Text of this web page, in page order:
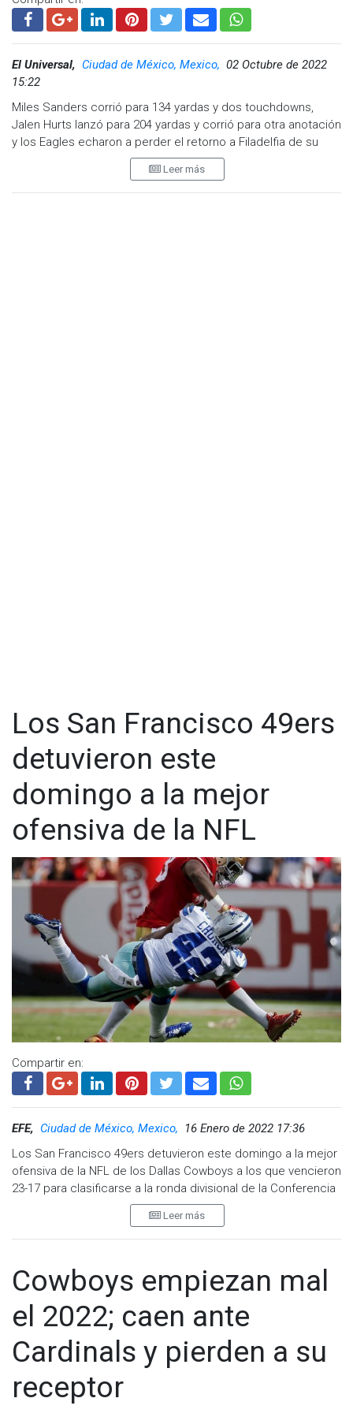
El Universal, Ciudad de México, Mexico, 02 Octubre de 2022
15:22
Miles Sanders corrió para 134 yardas y dos touchdowns,
Jalen Hurts lanzó para 204 yardas y corrió para otra anotación
y los Eagles echaron a perder el retorno a Filadelfia de su
exentrenador Doug Pederson al superar el domingo por 29-
21 a los Jaguars de Jacksonville.
Leer más
Los San Francisco 49ers
detuvieron este
domingo a la mejor
ofensiva de la NFL
Compartir en:
EFE, Ciudad de México, Mexico,
16 Enero de 2022 17:36
Los San Francisco 49ers detuvieron este domingo a la mejor
ofensiva de la NFL de los Dallas Cowboys a los que vencieron
23-17 para clasificarse a la ronda divisional de la Conferencia
Nacional. Los 49ers lograron su triunfo número tres en ocho
oportunidades en la historia de los duelos en playoffs ante
los Cowboys desde 1970 y enfrentarán a los Green Bay
postemporada de la NFL.
El pasador de San Francisco Jimmy Garoppolo tuvo un
partido de 172 yardas, una intercepción; su contraparte, Dak
Prescott pasó para 254 yardas, conectó un pase de
anotación y sufrió una intercepción.
Los 49ers establecieron su ataque terrestre, el quinto con
más anotaciones de la liga, desde su primera serie en la que
Leer más
Cowboys empiezan mal
el 2022; caen ante
Cardinals y pierden a su
receptor